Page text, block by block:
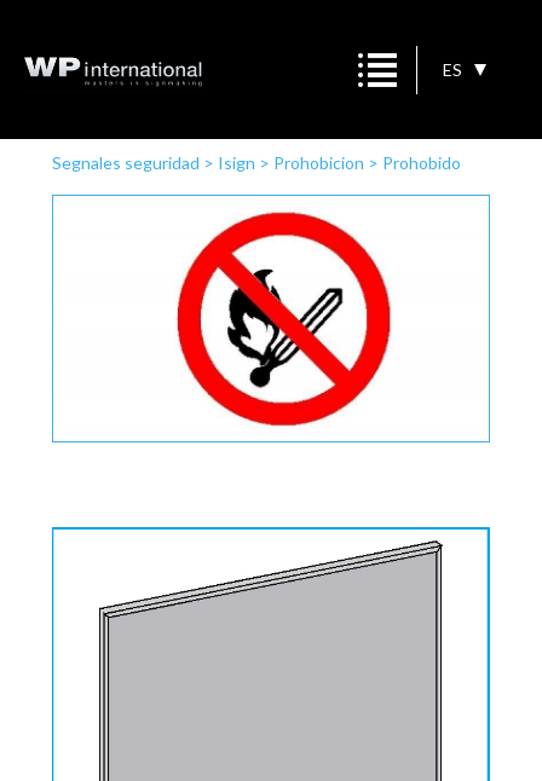
ES
Segnales seguridad > Isign > Prohobicion > Prohobido